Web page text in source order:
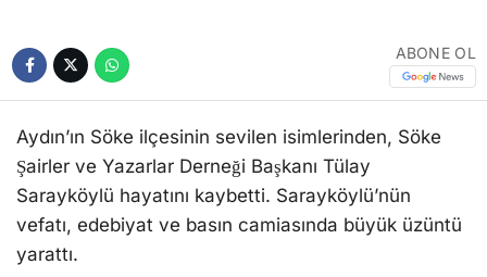
ABONE OL
Aydın’ın Söke ilçesinin sevilen isimlerinden, Söke
Şairler ve Yazarlar Derneği Başkanı Tülay
Sarayköylü hayatını kaybetti. Sarayköylü’nün
vefatı, edebiyat ve basın camiasında büyük üzüntü
yarattı.